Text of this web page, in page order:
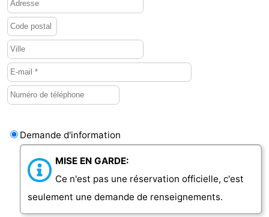
Demande d'information
MISE EN GARDE:
Ce n'est pas une réservation officielle, c'est
seulement une demande de renseignements.